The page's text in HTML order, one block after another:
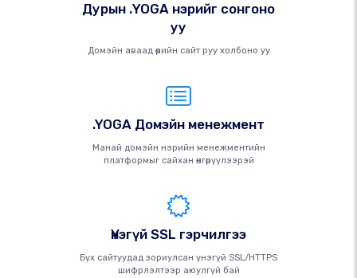
Дурын .YOGA нэрийг сонгоно
уу
Домэйн аваад өөрийн сайт руу холбоно уу
.YOGA Домэйн менежмент
Манай домэйн нэрийн менежментийн
платформыг сайхан өнгөрүүлээрэй
Үнэгүй SSL гэрчилгээ
Бүх сайтуудад зориулсан үнэгүй SSL/HTTPS
шифрлэлтээр аюулгүй бай